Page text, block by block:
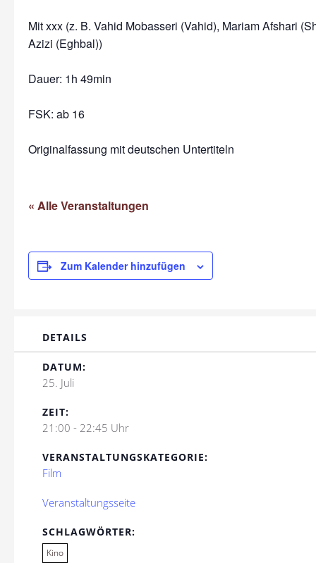
Mit xxx (z. B. Vahid Mobasseri (Vahid), Mariam Afshari
Azizi (Eghbal))
Dauer: 1h 49min
FSK: ab 16
Originalfassung mit deutschen Untertiteln
« Alle Veranstaltungen
Zum Kalender hinzufügen
DETAILS
DATUM:
25. Juli
ZEIT:
21:00 - 22:45 Uhr
VERANSTALTUNGSKATEGORIE:
Film
Veranstaltungsseite
SCHLAGWÖRTER:
Kino